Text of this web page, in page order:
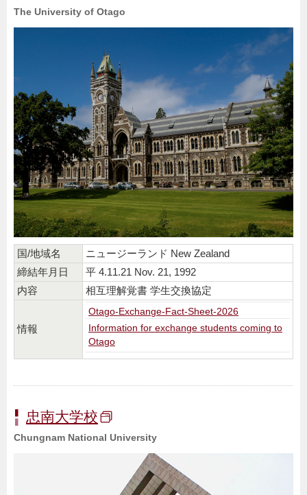
The University of Otago
国/地域名
ニュージーランド New Zealand
締結年月日
平 4.11.21 Nov. 21, 1992
内容
相互理解覚書 学生交換協定
情報
Otago-Exchange-Fact-Sheet-2026
Information for exchange students coming to
Otago
忠南大学校
Chungnam National University